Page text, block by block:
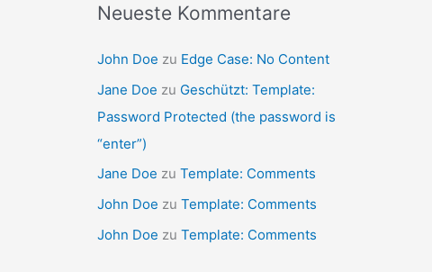
Neueste Kommentare
John Doe zu Edge Case: No Content
Jane Doe zu Geschützt: Template:
Password Protected (the password is
“enter”)
Jane Doe zu Template: Comments
John Doe zu Template: Comments
John Doe zu Template: Comments